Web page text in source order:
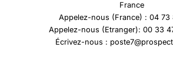
France
Appelez-nous (France) : 04 73
Appelez-nous (Etranger): 00 33
Écrivez-nous :